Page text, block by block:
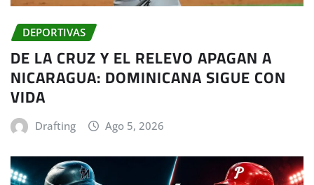
DEPORTIVAS
DE LA CRUZ Y EL RELEVO APAGAN A
NICARAGUA: DOMINICANA SIGUE CON
VIDA
Drafting Ago 5, 2026